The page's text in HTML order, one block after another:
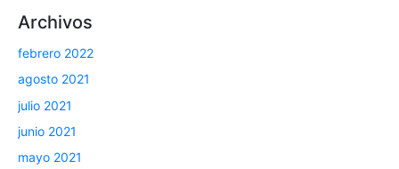
Archivos
febrero 2022
agosto 2021
julio 2021
junio 2021
mayo 2021